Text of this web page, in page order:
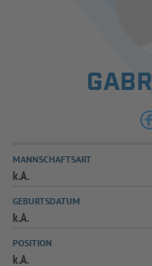
AUSBILDUNG &
MANNSCHAFTSART
k.A.
GEBURTSDATUM
k.A.
POSITION
k.A.